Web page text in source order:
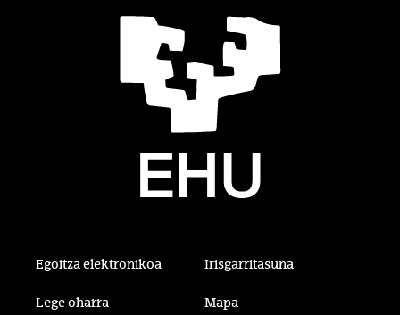
Egoitza elektronikoa Irisgarritasuna
Lege oharra Mapa